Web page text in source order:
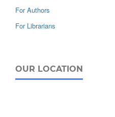
For Authors
For Librarians
OUR LOCATION